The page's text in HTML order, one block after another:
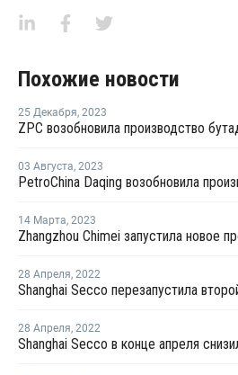
Похожие новости
25 Декабря, 2023
03 Августа, 2023
PetroChina Daqing возобновила
14 Марта, 2023
Zhangzhou Chimei запустила новое
28 Апреля, 2022
Shanghai Secco перезапустила
28 Апреля, 2022